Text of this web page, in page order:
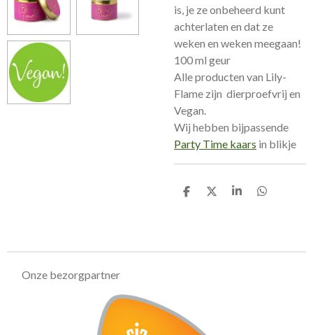
is, je ze onbeheerd kunt
achterlaten en dat ze
weken en weken meegaan!
100 ml geur
Alle producten van Lily-
Flame zijn dierproefvrij en
Vegan.
Wij hebben bijpassende
Party Time kaars in blikje
D
D
S
D
Onze bezorgpartner